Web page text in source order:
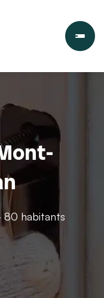
habitants